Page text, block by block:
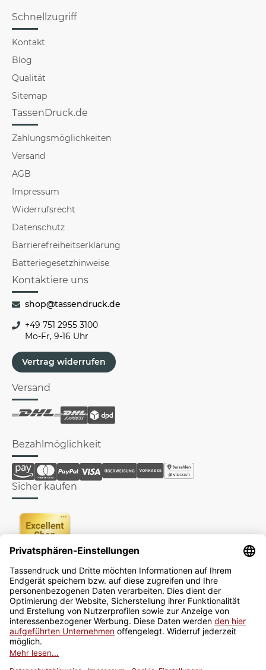
Schnellzugriff
Kontakt
Blog
Qualität
Sitemap
TassenDruck.de
Zahlungsmöglichkeiten
Versand
AGB
Impressum
Widerrufsrecht
Datenschutz
Barrierefreiheitserklärung
Batteriegesetzhinweise
Kontaktiere uns
shop@tassendruck.de
+49 751 2955 3100
Mo-Fr, 9-16 Uhr
Vertrag widerrufen
Versand
Bezahlmöglichkeit
Sicher kaufen
Newsletter